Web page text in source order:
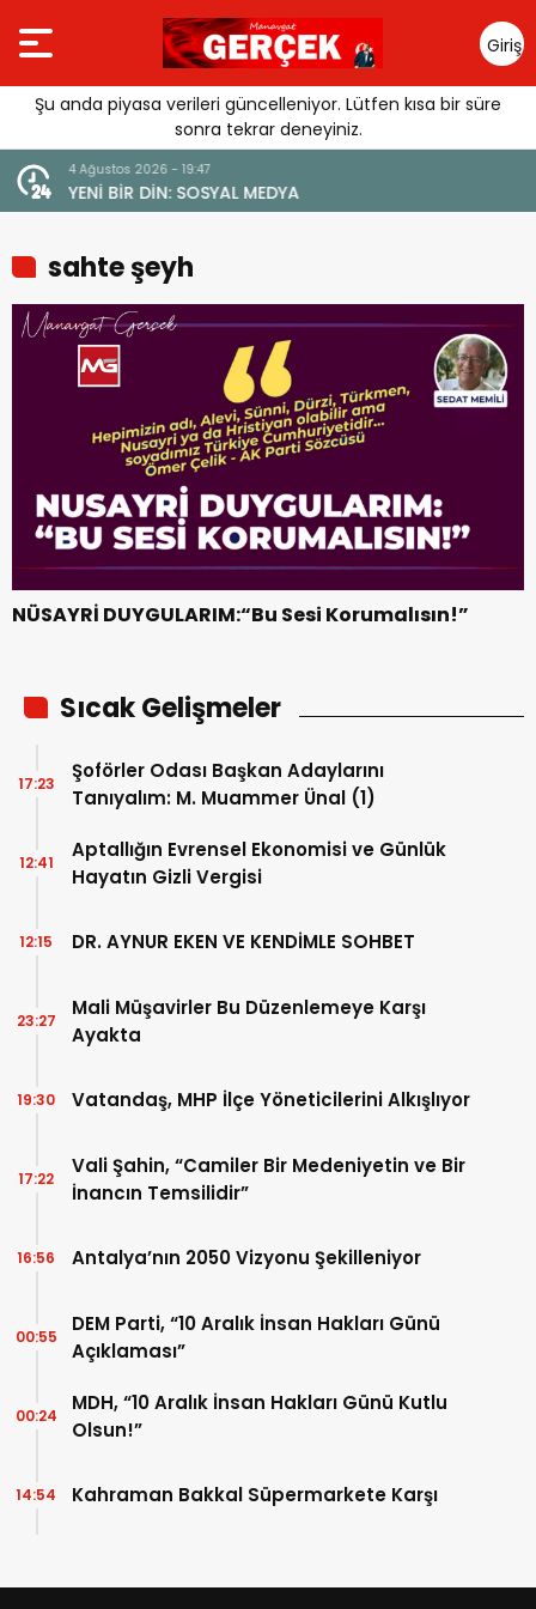
Giriş
Yap
Şu anda piyasa verileri güncelleniyor. Lütfen kısa bir süre
sonra tekrar deneyiniz.
4 Ağustos 2026 - 19:47
YENİ BİR DİN: SOSYAL MEDYA
sahte şeyh
NÜSAYRİ DUYGULARIM:“Bu Sesi Korumalısın!”
Sıcak Gelişmeler
Şoförler Odası Başkan Adaylarını
Tanıyalım: M. Muammer Ünal (1)
17:23
Aptallığın Evrensel Ekonomisi ve Günlük
Hayatın Gizli Vergisi
12:41
DR. AYNUR EKEN VE KENDİMLE SOHBET
12:15
Mali Müşavirler Bu Düzenlemeye Karşı
Ayakta
23:27
Vatandaş, MHP İlçe Yöneticilerini Alkışlıyor
19:30
Vali Şahin, “Camiler Bir Medeniyetin ve Bir
İnancın Temsilidir”
17:22
Antalya’nın 2050 Vizyonu Şekilleniyor
16:56
DEM Parti, “10 Aralık İnsan Hakları Günü
Açıklaması”
00:55
MDH, “10 Aralık İnsan Hakları Günü Kutlu
Olsun!”
00:24
Kahraman Bakkal Süpermarkete Karşı
14:54